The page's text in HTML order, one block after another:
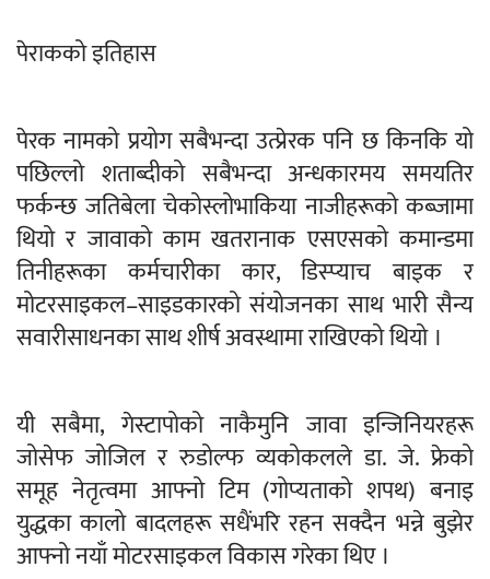
पेराकको इतिहास
पेरक नामको प्रयोग सबैभन्दा उत्प्रेरक पनि छ किनकि यो
पछिल्लो शताब्दीको सबैभन्दा अन्धकारमय समयतिर
फर्कन्छ जतिबेला चेकोस्लोभाकिया नाजीहरूको कब्जामा
थियो र जावाको काम खतरानाक एसएसको कमान्डमा
तिनीहरूका कर्मचारीका कार, डिस्प्याच बाइक र
मोटरसाइकल–साइडकारको संयोजनका साथ भारी सैन्य
सवारीसाधनका साथ शीर्ष अवस्थामा राखिएको थियो ।
यी सबैमा, गेस्टापोको नाकैमुनि जावा इन्जिनियरहरू
जोसेफ जोजिल र रुडोल्फ व्यकोकलले डा. जे. फ्रेको
समूह नेतृत्वमा आफ्नो टिम (गोप्यताको शपथ) बनाइ
युद्धका कालो बादलहरू सधैंभरि रहन सक्दैन भन्ने बुझेर
आफ्नो नयाँ मोटरसाइकल विकास गरेका थिए ।